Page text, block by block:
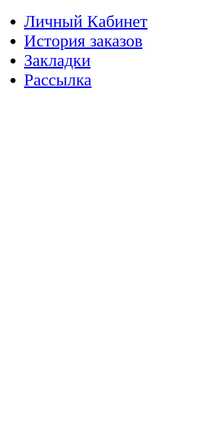
Личный Кабинет
История заказов
Закладки
Рассылка